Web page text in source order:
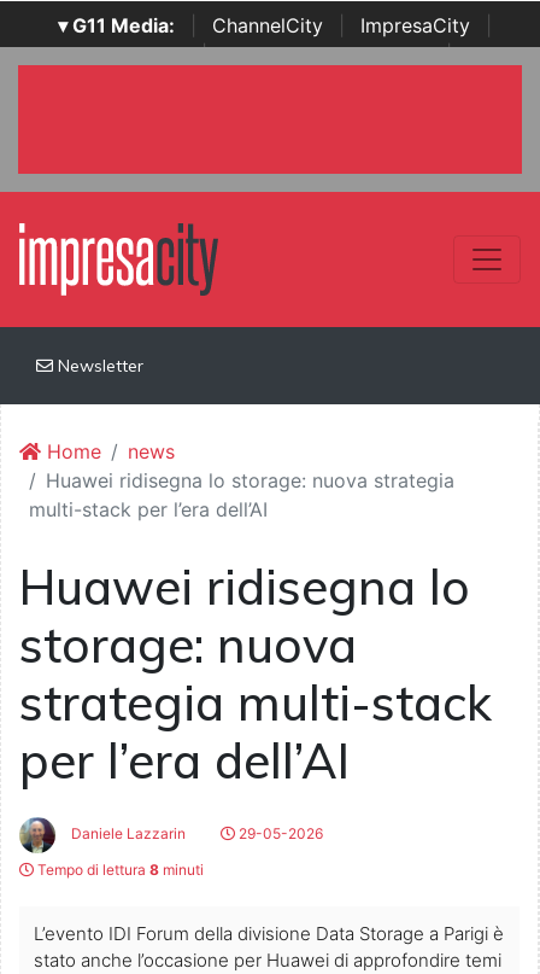
▾ G11 Media: ChannelCity ImpresaCity
SecurityOpenLab | Italian Channel Awards | Italian
Newsletter
Home
news
Huawei ridisegna lo storage: nuova strategia
multi-stack per l’era dell’AI
Huawei ridisegna lo
storage: nuova
strategia multi-stack
per l’era dell’AI
Daniele Lazzarin
29-05-2026
Tempo di lettura 8 minuti
L’evento IDI Forum della divisione Data Storage a Parigi è
stato anche l’occasione per Huawei di approfondire temi